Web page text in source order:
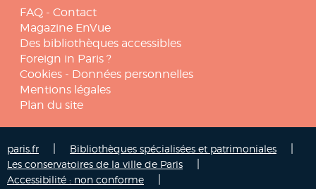
FAQ - Contact
Magazine EnVue
Des bibliothèques accessibles
Foreign in Paris ?
Cookies - Données personnelles
Mentions légales
Plan du site
paris.fr Bibliothèques spécialisées et patrimoniales
Les conservatoires de la ville de Paris
Accessibilité : non conforme